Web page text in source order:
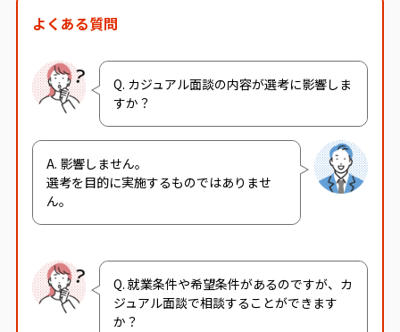
よくある質問
Q. カジュアル面談の内容が選考に影響しま
すか？
A. 影響しません。
選考を目的に実施するものではありませ
ん。
Q. 就業条件や希望条件があるのですが、カ
ジュアル面談で相談することができます
か？